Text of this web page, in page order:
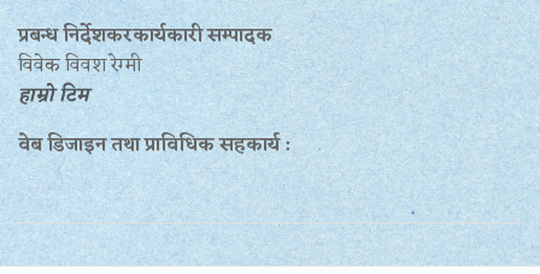
प्रबन्ध निर्देशकरकार्यकारी सम्पादक
विवेक विवश रेग्मी
हाम्रो टिम
वेब डिजाइन तथा प्राविधिक सहकार्य :